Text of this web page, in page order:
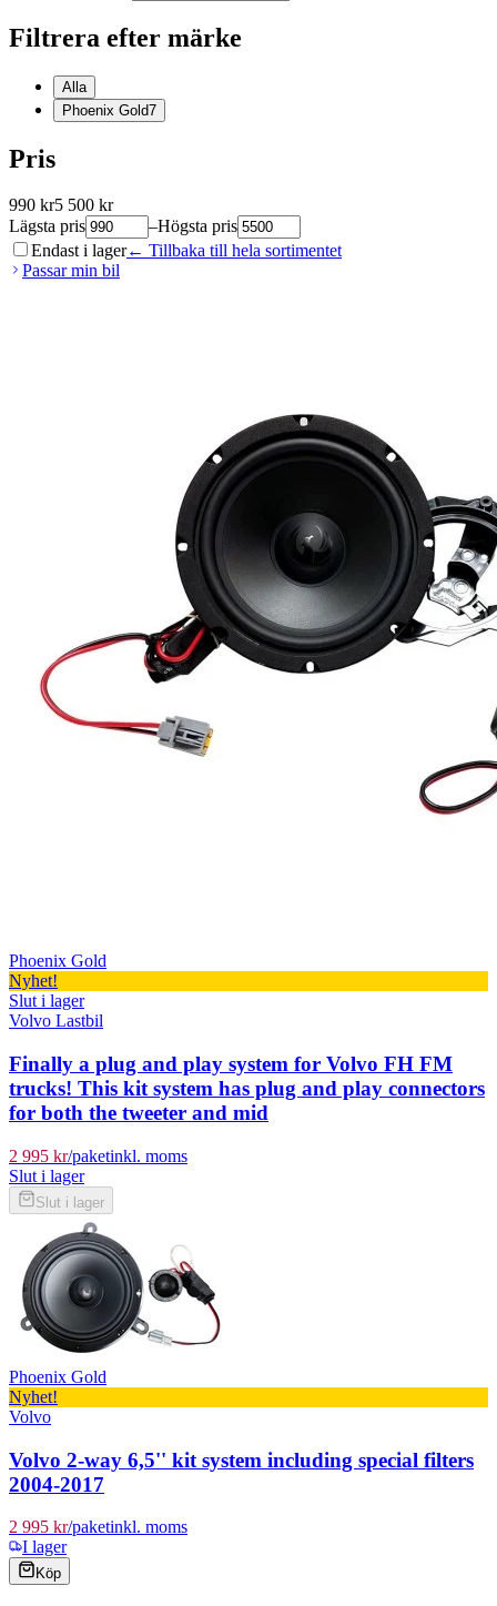
Filtrera efter märke
Alla
Phoenix Gold7
Pris
990 kr5 500 kr
Lägsta pris
–Högsta pris
Endast i lager← Tillbaka till hela sortimentet
Passar min bil
Phoenix Gold
Nyhet!
Slut i lager
Volvo Lastbil
Finally a plug and play system for Volvo FH FM
trucks! This kit system has plug and play connectors
for both the tweeter and mid
2 995 kr/paketinkl. moms
Slut i lager
Slut i lager
Phoenix Gold
Nyhet!
Volvo
Volvo 2-way 6,5'' kit system including special filters
2004-2017
2 995 kr/paketinkl. moms
I lager
Köp